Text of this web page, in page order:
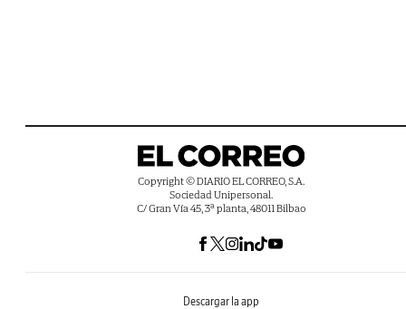
Copyright © DIARIO EL CORREO, S.A.
Sociedad Unipersonal.
C/ Gran Vía 45, 3ª planta, 48011 Bilbao
Descargar la app